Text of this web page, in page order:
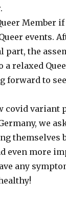
Member
events.
part, the
relaxed
forward to
covid variant
we
themselves
even more
any